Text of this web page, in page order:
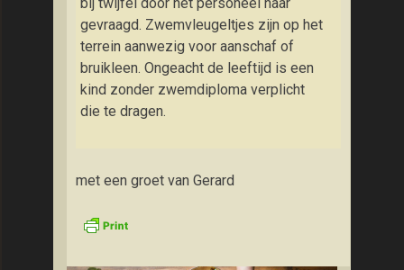
gevraagd. Zwemvleugeltjes zijn op het
terrein aanwezig voor aanschaf of
bruikleen. Ongeacht de leeftijd is een
kind zonder zwemdiploma verplicht
die te dragen.
met een groet van Gerard